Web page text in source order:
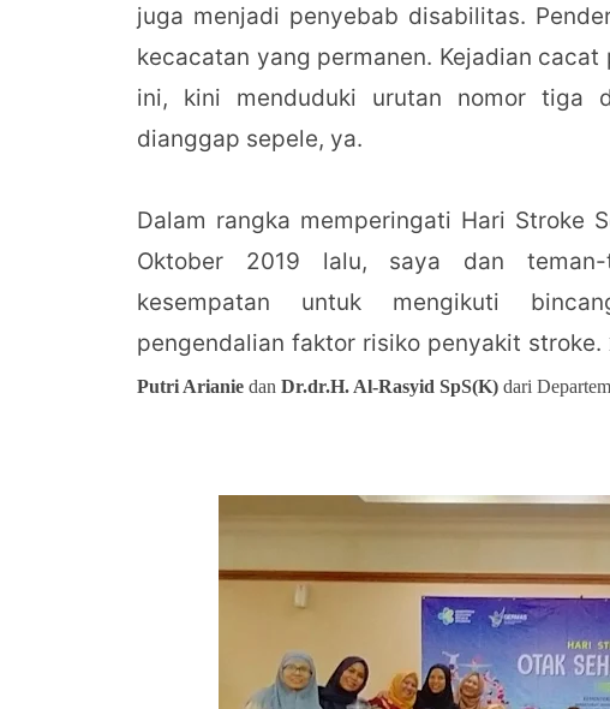
juga menjadi penyebab disabilitas.
kecacatan yang permanen. Kejadian
ini, kini menduduki urutan nomor tiga
dianggap sepele, ya.
Dalam rangka memperingati Hari Stroke
Oktober 2019 lalu, saya dan teman-
kesempatan untuk mengikuti
pengendalian faktor risiko penyakit stroke.
Putri Arianie dan Dr.dr.H. Al-Rasyid SpS(K) dari